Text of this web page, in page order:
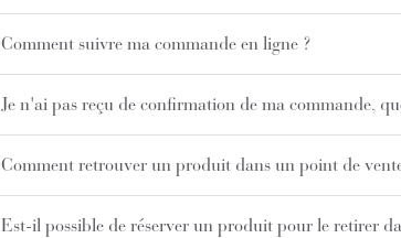
Comment suivre ma commande en ligne ?
Je n'ai pas reçu de confirmation de ma commande,
Comment retrouver un produit dans un point de
Est-il possible de réserver un produit pour le retirer